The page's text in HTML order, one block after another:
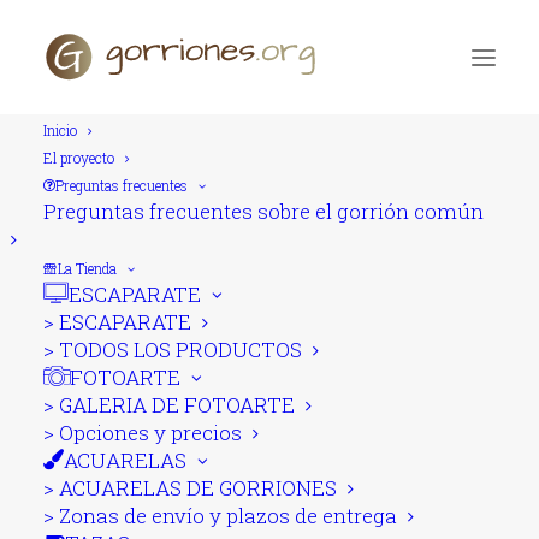
Inicio
El proyecto
Preguntas frecuentes
Preguntas frecuentes sobre el gorrión común
La Tienda
ESCAPARATE
> ESCAPARATE
> TODOS LOS PRODUCTOS
FOTOARTE
> GALERIA DE FOTOARTE
> Opciones y precios
ACUARELAS
> ACUARELAS DE GORRIONES
> Zonas de envío y plazos de entrega
Home Aviso Legal
AVISO LEGAL, CONDICIONES GENERALES
DE USO DEL SITIO WEB, POLÍTICA DE
PRIVACIDAD Y DE COOKIES
www.gorriones.org